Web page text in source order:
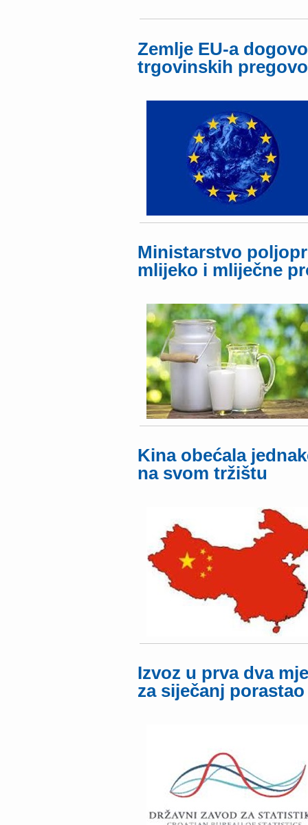
Zemlje EU-a
trgovinskih
Ministarstvo
mlijeko i mliječne
Kina obećala
na svom tržištu
Izvoz u prva dva
za siječanj